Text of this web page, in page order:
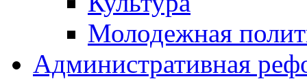
Молодежная
Административная